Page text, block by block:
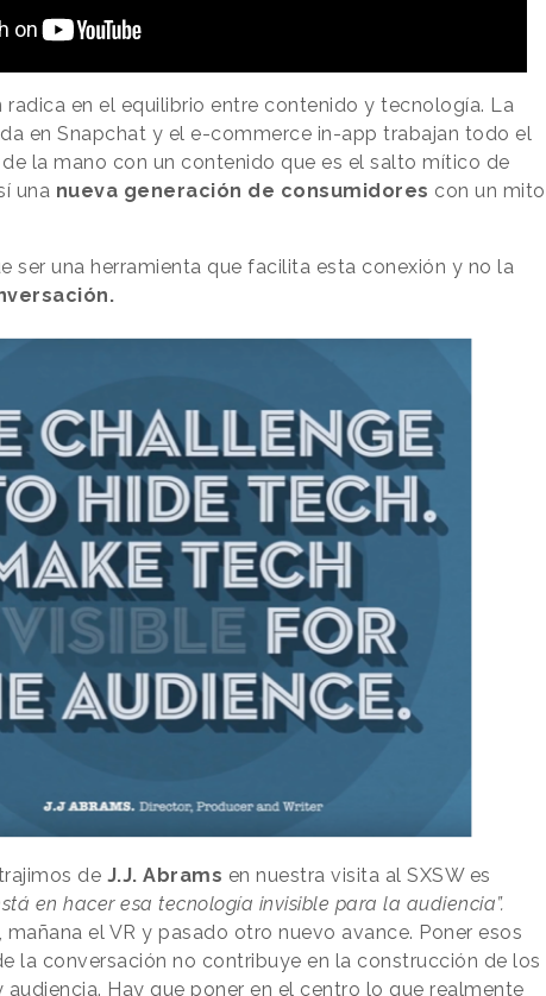
radica en el equilibrio entre contenido y tecnología. La
en Snapchat y el e-commerce in-app trabajan todo el
la mano con un contenido que es el salto mítico de
una nueva generación de consumidores con un mito
ser una herramienta que facilita esta conexión y no la
de J.J. Abrams en nuestra visita al SXSW es
en hacer esa tecnología invisible para la audiencia”.
mañana el VR y pasado otro nuevo avance. Poner esos
la conversación no contribuye en la construcción de los
Hay que poner en el centro lo que realmente